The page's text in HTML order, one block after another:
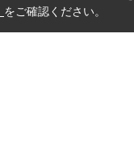
をご確認ください。